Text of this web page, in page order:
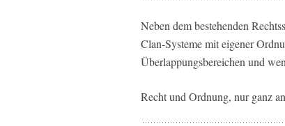
Neben dem bestehenden
Clan-Systeme mit eigener
Überlappungsbereichen und
Recht und Ordnung, nur ganz